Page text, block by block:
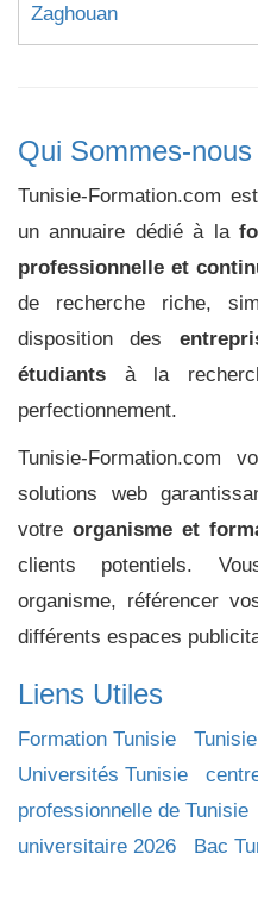
Zaghouan
Qui Sommes-
Tunisie-Formation.com
un annuaire dédié à la
professionnelle et
de recherche riche,
disposition des
étudiants à la
perfectionnement.
Tunisie-Formation.com
solutions web
votre organisme et
clients potentiels.
organisme, référencer
différents espaces
Liens Utiles
Formation Tunisie
Universités Tunisie
professionnelle de Tunisie
universitaire 2026
Bac